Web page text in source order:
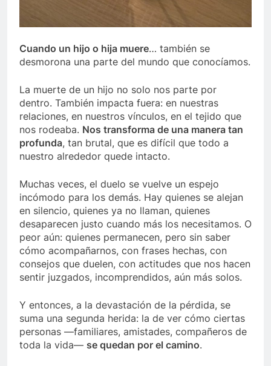
Cuando un hijo o hija muere… también se
desmorona una parte del mundo que conocíamos.
La muerte de un hijo no solo nos parte por
dentro. También impacta fuera: en nuestras
relaciones, en nuestros vínculos, en el tejido que
nos rodeaba. Nos transforma de una manera tan
profunda, tan brutal, que es difícil que todo a
nuestro alrededor quede intacto.
Muchas veces, el duelo se vuelve un espejo
incómodo para los demás. Hay quienes se alejan
en silencio, quienes ya no llaman, quienes
desaparecen justo cuando más los necesitamos. O
peor aún: quienes permanecen, pero sin saber
cómo acompañarnos, con frases hechas, con
consejos que duelen, con actitudes que nos hacen
sentir juzgados, incomprendidos, aún más solos.
Y entonces, a la devastación de la pérdida, se
suma una segunda herida: la de ver cómo ciertas
personas —familiares, amistades, compañeros de
toda la vida— se quedan por el camino.